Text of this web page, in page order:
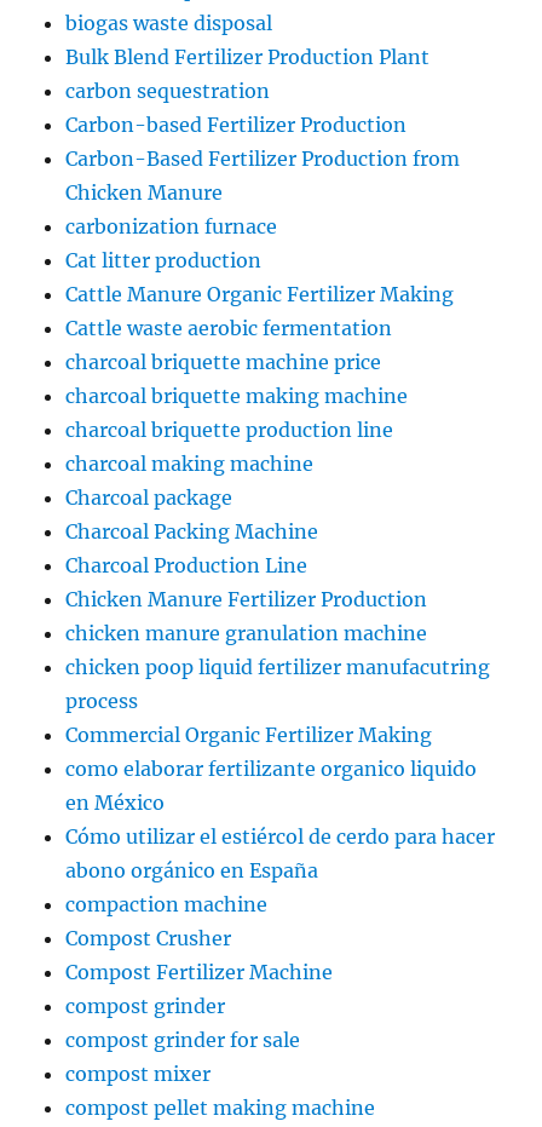
biogas waste disposal
Bulk Blend Fertilizer Production Plant
carbon sequestration
Carbon-based Fertilizer Production
Carbon-Based Fertilizer Production from
Chicken Manure
carbonization furnace
Cat litter production
Cattle Manure Organic Fertilizer Making
Cattle waste aerobic fermentation
charcoal briquette machine price
charcoal briquette making machine
charcoal briquette production line
charcoal making machine
Charcoal package
Charcoal Packing Machine
Charcoal Production Line
Chicken Manure Fertilizer Production
chicken manure granulation machine
chicken poop liquid fertilizer manufacutring
process
Commercial Organic Fertilizer Making
como elaborar fertilizante organico liquido
en México
Cómo utilizar el estiércol de cerdo para hacer
abono orgánico en España
compaction machine
Compost Crusher
Compost Fertilizer Machine
compost grinder
compost grinder for sale
compost mixer
compost pellet making machine